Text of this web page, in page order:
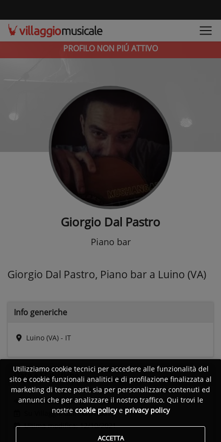
PROFILO NON PIÚ ATTIVO
Giorgio Dal Pastro
Piano bar
Giorgio Dal Pastro, Piano bar a Luino (VA)
Info generiche
Luino (VA) - IT
Date eStatistiche
Ultimo accesso:Non disponibile
Su Villaggio dal: 16/01/2012
Ultima modifica: 12/10/2021
Utilizziamo cookie tecnici per accedere alle funzionalità del
sito e cookie funzionali analitici e di profilazione finalizzata al
marketing di terze parti, sia per personalizzare contenuti ed
annunci che per analizzare il nostro traffico. Qui trovi le
nostre cookie policye privacy policy
ACCETTA